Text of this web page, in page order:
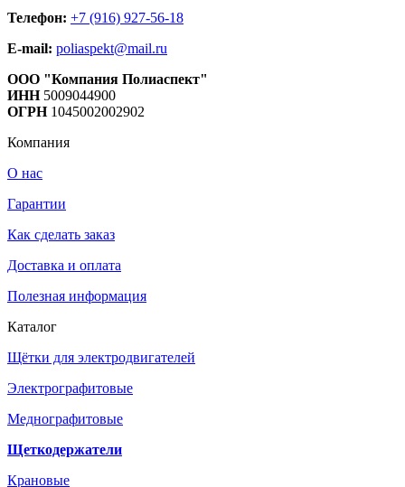
Телефон: +7 (916) 927-56-18
E-mail: poliaspekt@mail.ru
ООО "Компания Полиаспект"
ИНН5009044900
ОГРН 1045002002902
Компания
О нас
Гарантии
Как сделать заказ
Доставка и оплата
Полезная информация
Каталог
Щётки для электродвигателей
Электрографитовые
Меднографитовые
Щеткодержатели
Крановые